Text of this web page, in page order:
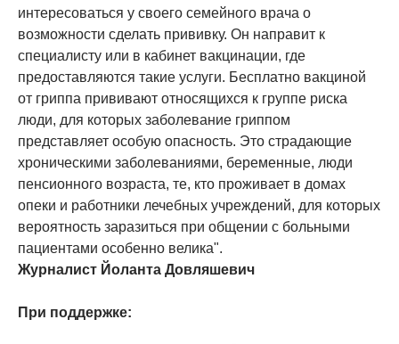
интересоваться у своего семейного врача о
возможности сделать прививку. Он направит к
специалисту или в кабинет вакцинации, где
предоставляются такие услуги. Бесплатно вакциной
от гриппа прививают относящихся к группе риска
люди, для которых заболевание гриппом
представляет особую опасность. Это страдающие
хроническими заболеваниями, беременные, люди
пенсионного возраста, те, кто проживает в домах
опеки и работники лечебных учреждений, для которых
вероятность заразиться при общении с больными
пациентами особенно велика".
Журналист Йоланта Довляшевич
При поддержке: